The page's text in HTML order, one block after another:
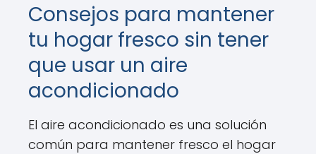
Consejos para mantener
tu hogar fresco sin tener
que usar un aire
acondicionado
El aire acondicionado es una solución
común para mantener fresco el hogar